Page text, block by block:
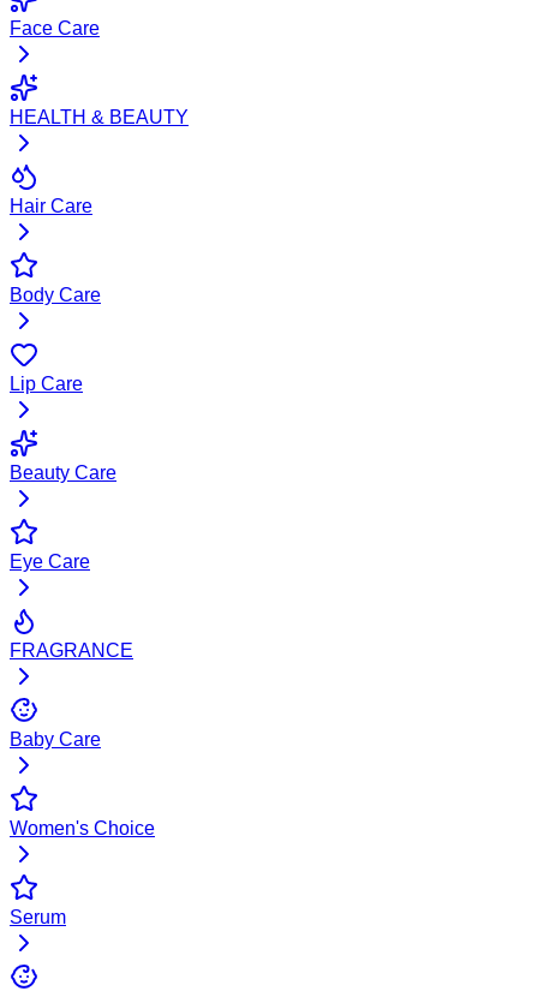
Face Care
HEALTH & BEAUTY
Hair Care
Body Care
Lip Care
Beauty Care
Eye Care
FRAGRANCE
Baby Care
Women's Choice
Serum